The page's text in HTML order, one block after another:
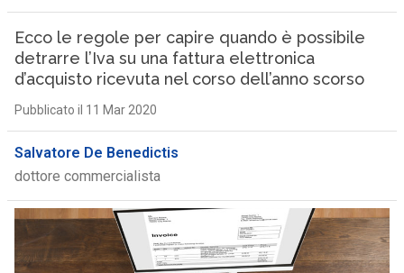
Ecco le regole per capire quando è possibile
detrarre l’Iva su una fattura elettronica
d’acquisto ricevuta nel corso dell’anno scorso
Pubblicato il 11 Mar 2020
Salvatore De Benedictis
dottore commercialista